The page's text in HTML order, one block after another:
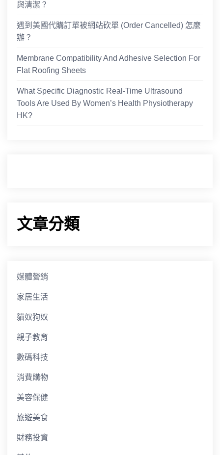
與清潔？
遇到美國代購訂單被網站砍單 (Order Cancelled) 怎麼
辦？
Membrane Compatibility And Adhesive Selection For
Flat Roofing Sheets
What Specific Diagnostic Real-Time Ultrasound
Tools Are Used By Women’s Health Physiotherapy
HK?
文章分類
媒體營銷
家居生活
貓奴狗奴
親子教育
數碼科技
消費購物
美容保健
旅遊美食
財務投資